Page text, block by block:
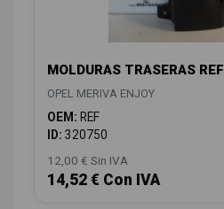
MOLDURAS TRASERAS REF
OPEL MERIVA ENJOY
OEM: REF
ID: 320750
12,00 € Sin IVA
14,52 € Con IVA